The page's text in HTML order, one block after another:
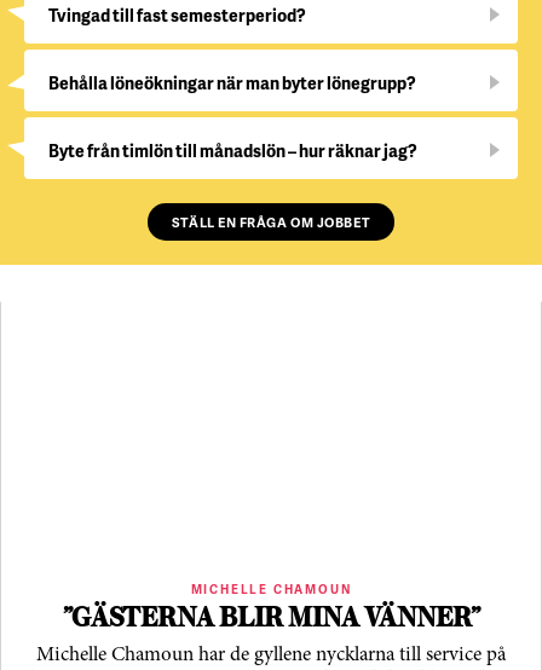
Tvingad till fast semesterperiod?
Behålla löneökningar när man byter lönegrupp?
Byte från timlön till månadslön – hur räknar jag?
STÄLL EN FRÅGA OM JOBBET
MICHELLE CHAMOUN
”GÄSTERNA BLIR MINA VÄNNER”
Michelle Chamoun har de gyllene nycklarna till service på